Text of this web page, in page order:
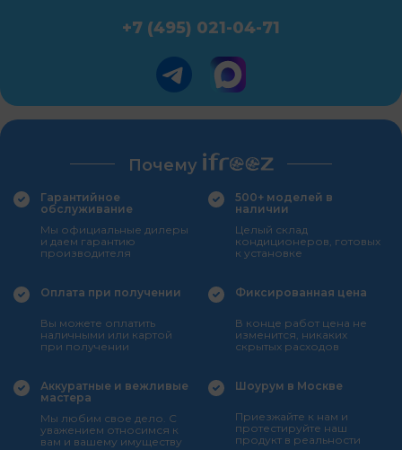
+7 (495) 021-04-71
Почему
Гарантийное
обслуживание
Мы официальные дилеры
и даем гарантию
производителя
500+ моделей в
наличии
Целый склад
кондиционеров, готовых
к установке
Оплата при получении
Вы можете оплатить
наличными или картой
при получении
Фиксированная цена
В конце работ цена не
изменится, никаких
скрытых расходов
Аккуратные и вежливые
мастера
Мы любим свое дело. С
уважением относимся к
вам и вашему имуществу
Шоурум в Москве
Приезжайте к нам и
протестируйте наш
продукт в реальности